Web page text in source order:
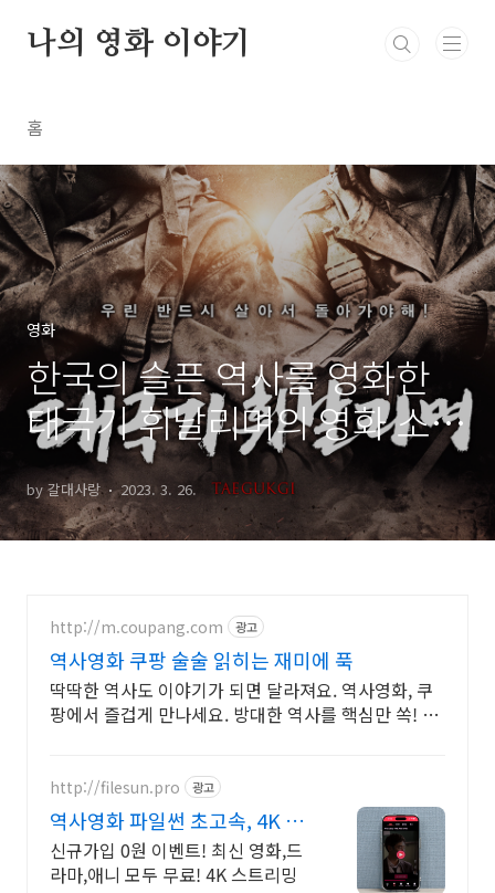
나의 영화 이야기
홈
영화
한국의 슬픈 역사를 영화한
태극기 휘날리며의 영화 소
개, 한국전쟁, 그리고 감상평
by 갈대사랑 2023. 3. 26.
http://m.coupang.com 광고
역사영화 쿠팡 술술 읽히는 재미에 푹
딱딱한 역사도 이야기가 되면 달라져요. 역사영화, 쿠
팡에서 즐겁게 만나세요. 방대한 역사를 핵심만 쏙! 역
http://filesun.pro 광고
역사영화 파일썬 초고속, 4K 실
시간 보기!
신규가입 0원 이벤트! 최신 영화,드
라마,애니 모두 무료! 4K 스트리밍